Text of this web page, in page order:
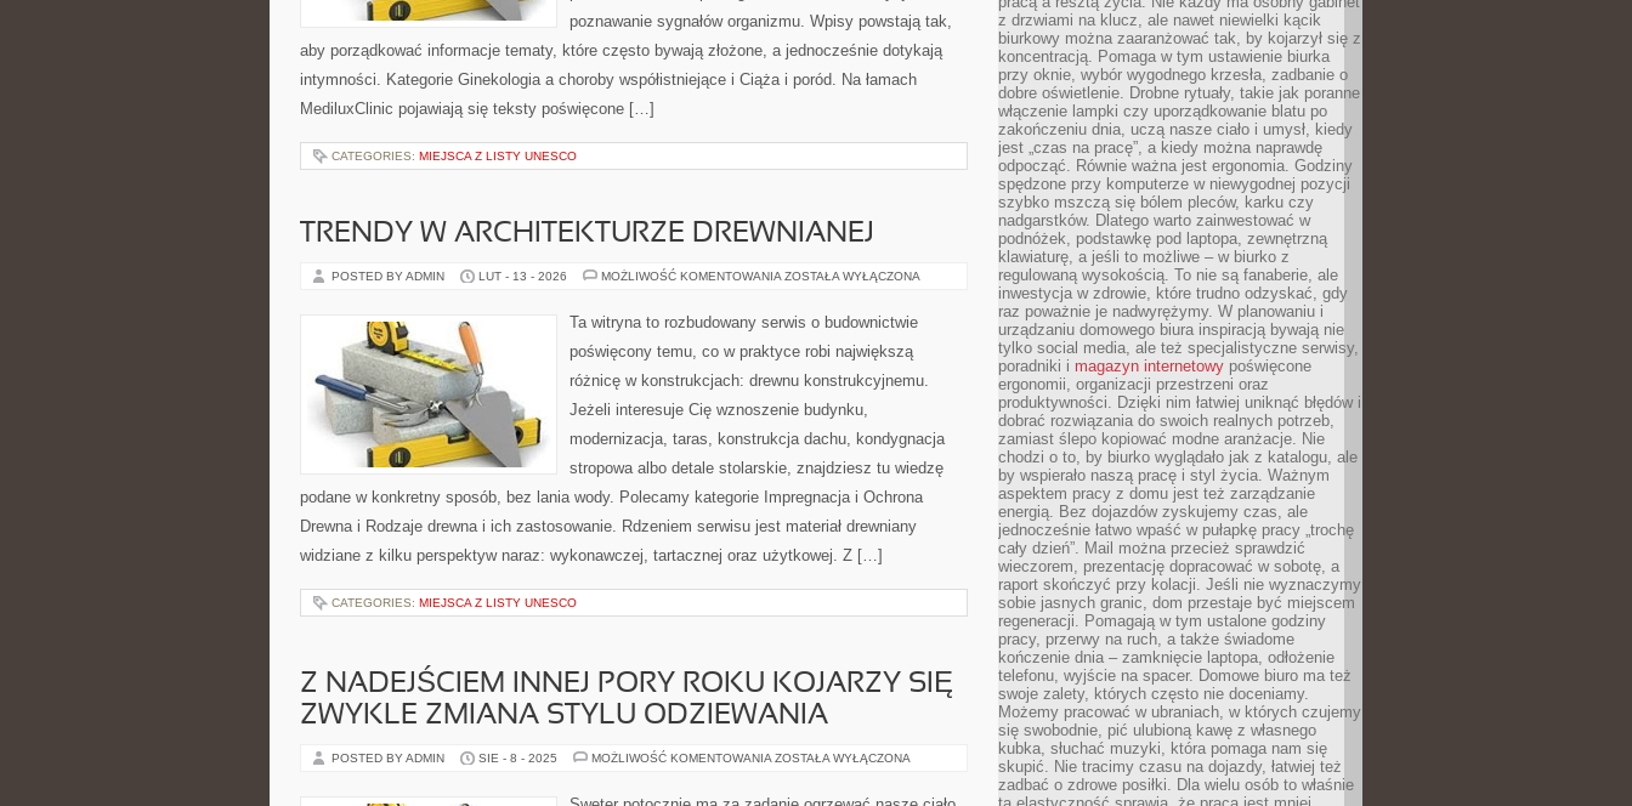
poznawanie sygnałów organizmu. Wpisy powstają tak,
aby porządkować informacje tematy, które często bywają złożone, a jednocześnie dotykają
intymności. Kategorie Ginekologia a choroby współistniejące i Ciąża i poród. Na łamach
MediluxClinic pojawiają się teksty poświęcone […]
CATEGORIES: MIEJSCA Z LISTY UNESCO
TRENDY W ARCHITEKTURZE DREWNIANEJ
POSTED BY ADMIN LUT - 13 - 2026 MOŻLIWOŚĆ KOMENTOWANIA TRENDY
DREWNIANEJ
ZOSTAŁA WYŁĄCZONA
Ta witryna to rozbudowany serwis o budownictwie
poświęcony temu, co w praktyce robi największą
różnicę w konstrukcjach: drewnu konstrukcyjnemu.
Jeżeli interesuje Cię wznoszenie budynku,
modernizacja, taras, konstrukcja dachu, kondygnacja
stropowa albo detale stolarskie, znajdziesz tu wiedzę
podane w konkretny sposób, bez lania wody. Polecamy kategorie Impregnacja i Ochrona
Drewna i Rodzaje drewna i ich zastosowanie. Rdzeniem serwisu jest materiał drewniany
widziane z kilku perspektyw naraz: wykonawczej, tartacznej oraz użytkowej. Z […]
CATEGORIES: MIEJSCA Z LISTY UNESCO
Z NADEJŚCIEM INNEJ PORY ROKU KOJARZY SIĘ
ZWYKLE ZMIANA STYLU ODZIEWANIA
POSTED BY ADMIN SIE - 8 - 2025 MOŻLIWOŚĆ KOMENTOWANIA Z
PORY
ZOSTAŁA WYŁĄCZONA
z drzwiami na klucz, ale nawet niewielki kącik
biurkowy można zaaranżować tak, by kojarzył się z
koncentracją. Pomaga w tym ustawienie biurka
przy oknie, wybór wygodnego krzesła, zadbanie o
dobre oświetlenie. Drobne rytuały, takie jak poranne
włączenie lampki czy uporządkowanie blatu po
zakończeniu dnia, uczą nasze ciało i umysł, kiedy
jest „czas na pracę”, a kiedy można naprawdę
odpocząć. Równie ważna jest ergonomia. Godziny
spędzone przy komputerze w niewygodnej pozycji
szybko mszczą się bólem pleców, karku czy
nadgarstków. Dlatego warto zainwestować w
podnóżek, podstawkę pod laptopa, zewnętrzną
klawiaturę, a jeśli to możliwe – w biurko z
regulowaną wysokością. To nie są fanaberie, ale
inwestycja w zdrowie, które trudno odzyskać, gdy
raz poważnie je nadwyrężymy. W planowaniu i
urządzaniu domowego biura inspiracją bywają nie
tylko social media, ale też specjalistyczne serwisy,
poradniki i magazyn internetowy poświęcone
ergonomii, organizacji przestrzeni oraz
produktywności. Dzięki nim łatwiej uniknąć błędów i
dobrać rozwiązania do swoich realnych potrzeb,
zamiast ślepo kopiować modne aranżacje. Nie
chodzi o to, by biurko wyglądało jak z katalogu, ale
by wspierało naszą pracę i styl życia. Ważnym
aspektem pracy z domu jest też zarządzanie
energią. Bez dojazdów zyskujemy czas, ale
jednocześnie łatwo wpaść w pułapkę pracy „trochę
cały dzień”. Mail można przecież sprawdzić
wieczorem, prezentację dopracować w sobotę, a
raport skończyć przy kolacji. Jeśli nie wyznaczymy
sobie jasnych granic, dom przestaje być miejscem
regeneracji. Pomagają w tym ustalone godziny
pracy, przerwy na ruch, a także świadome
kończenie dnia – zamknięcie laptopa, odłożenie
telefonu, wyjście na spacer. Domowe biuro ma też
swoje zalety, których często nie doceniamy.
Możemy pracować w ubraniach, w których czujemy
się swobodnie, pić ulubioną kawę z własnego
kubka, słuchać muzyki, która pomaga nam się
skupić. Nie tracimy czasu na dojazdy, łatwiej też
zadbać o zdrowe posiłki. Dla wielu osób to właśnie